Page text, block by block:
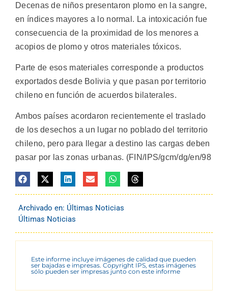
Decenas de niños presentaron plomo en la sangre,
en índices mayores a lo normal. La intoxicación fue
consecuencia de la proximidad de los menores a
acopios de plomo y otros materiales tóxicos.
Parte de esos materiales corresponde a productos
exportados desde Bolivia y que pasan por territorio
chileno en función de acuerdos bilaterales.
Ambos países acordaron recientemente el traslado
de los desechos a un lugar no poblado del territorio
chileno, pero para llegar a destino las cargas deben
pasar por las zonas urbanas. (FIN/IPS/gcm/dg/en/98
Archivado en: Últimas Noticias
Últimas Noticias
Este informe incluye imágenes de calidad que pueden
ser bajadas e impresas. Copyright IPS, estas imágenes
sólo pueden ser impresas junto con este informe